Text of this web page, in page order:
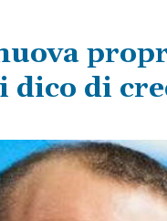
dico di